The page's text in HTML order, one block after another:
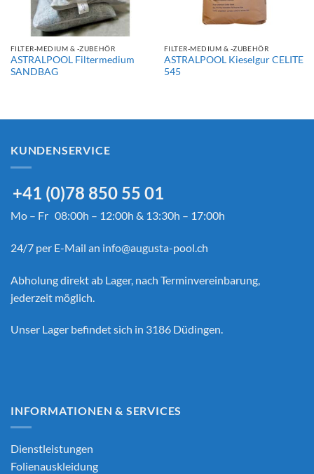
FILTER-MEDIUM & -ZUBEHÖR
ASTRALPOOL Filtermedium
SANDBAG
FILTER-MEDIUM & -ZUBEHÖR
ASTRALPOOL Kieselgur CELITE
545
KUNDENSERVICE
+41 (0)78 850 55 01
Mo – Fr 08:00h – 12:00h & 13:30h – 17:00h
24/7 per E-Mail an info@augusta-pool.ch
Abholung direkt ab Lager, nach Terminvereinbarung,
jederzeit möglich.
Unser Lager befindet sich in 3186 Düdingen.
INFORMATIONEN & SERVICES
Dienstleistungen
Folienauskleidung